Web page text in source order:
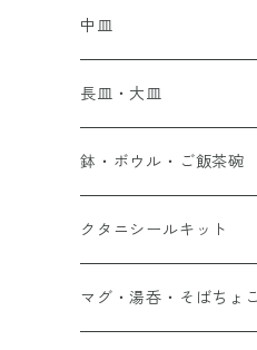
中皿
長皿・大皿
鉢・ボウル・ご飯茶碗
クタニシールキット
マグ・湯呑・そばちょこ